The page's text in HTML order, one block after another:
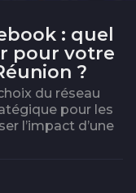
: quel
pour votre
?
du réseau
pour les
l’impact d’une